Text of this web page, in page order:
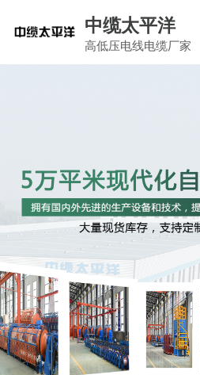
中缆太平洋
高低压电线电缆厂家